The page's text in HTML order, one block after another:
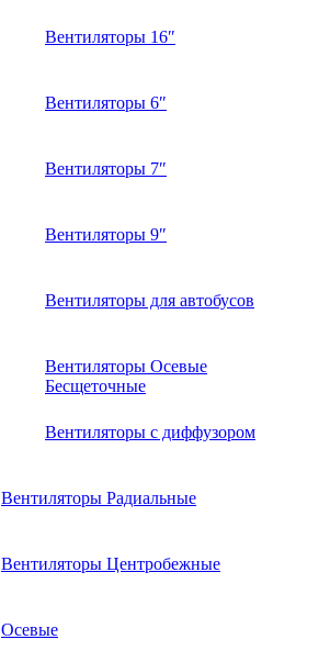
Вентиляторы 16″
Вентиляторы 6″
Вентиляторы 7″
Вентиляторы 9″
Вентиляторы для автобусов
Вентиляторы Осевые
Бесщеточные
Вентиляторы с диффузором
Вентиляторы Радиальные
Вентиляторы Центробежные
Осевые